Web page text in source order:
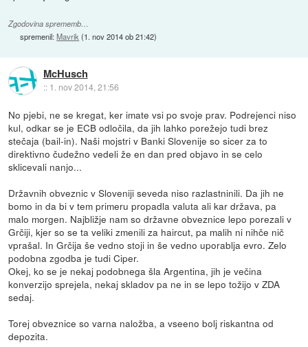
Zgodovina sprememb…
spremenil:Mavrik (1. nov 2014 ob 21:42)
McHusch
:: 1. nov 2014, 21:56
No pjebi, ne se kregat, ker imate vsi po svoje prav. Podrejenci niso
kul, odkar se je ECB odločila, da jih lahko porežejo tudi brez
stečaja (bail-in). Naši mojstri v Banki Slovenije so sicer za to
direktivno čudežno vedeli že en dan pred objavo in se celo
sklicevali nanjo...
Državnih obveznic v Sloveniji seveda niso razlastninili. Da jih ne
bomo in da bi v tem primeru propadla valuta ali kar država, pa
malo morgen. Najbližje nam so državne obveznice lepo porezali v
Grčiji, kjer so se ta veliki zmenili za haircut, pa malih ni nihče nič
vprašal. In Grčija še vedno stoji in še vedno uporablja evro. Zelo
podobna zgodba je tudi Ciper.
Okej, ko se je nekaj podobnega šla Argentina, jih je večina
konverzijo sprejela, nekaj skladov pa ne in se lepo tožijo v ZDA
sedaj.
Torej obveznice so varna naložba, a vseeno bolj riskantna od
depozita.